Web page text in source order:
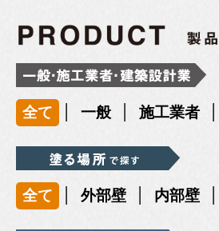
全て | 一般 | 施工業者 |
全て | 外部壁 | 内部壁 |